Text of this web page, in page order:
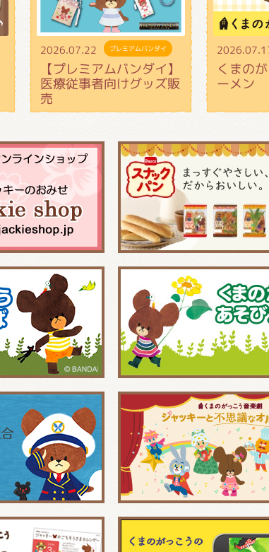
2026.07.22 プレミアムバンダイ
【プレミアムバンダイ】
医療従事者向けグッズ販
売
くまの
ーメン